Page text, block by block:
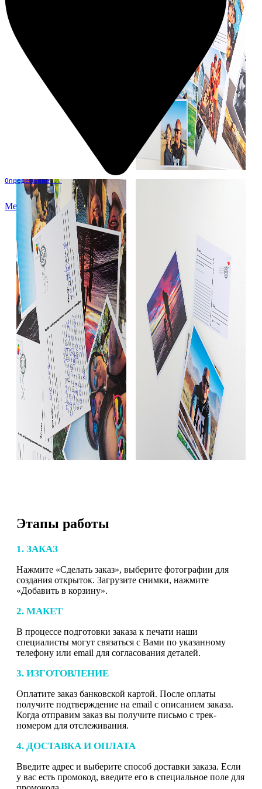
Определение...
Меню
Этапы работы
1. ЗАКАЗ
Нажмите «Сделать заказ», выберите фотографии для
создания открыток. Загрузите снимки, нажмите
«Добавить в корзину».
2. МАКЕТ
В процессе подготовки заказа к печати наши
специалисты могут связаться с Вами по указанному
телефону или email для согласования деталей.
3. ИЗГОТОВЛЕНИЕ
Оплатите заказ банковской картой. После оплаты
получите подтверждение на email с описанием заказа.
Когда отправим заказ вы получите письмо с трек-
номером для отслеживания.
4. ДОСТАВКА И ОПЛАТА
Введите адрес и выберите способ доставки заказа. Если
у вас есть промокод, введите его в специальное поле для